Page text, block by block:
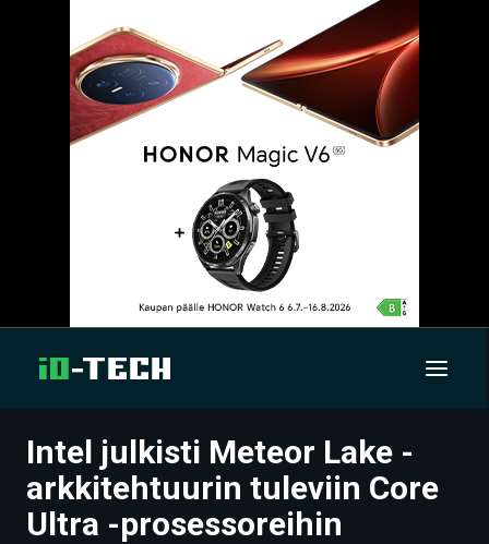
UUTISET
ARTIKKELIT
Intel julkisti Meteor Lake -
arkkitehtuurin tuleviin Core
Ultra -prosessoreihin